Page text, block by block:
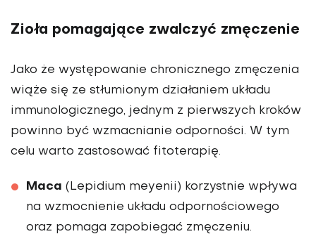
Zioła pomagające zwalczyć zmęczenie
Jako że występowanie chro­nicznego zmęczenia
wiąże się ze stłumionym działaniem układu
immunologicznego, jednym z pierwszych kroków
powinno być wzmacnianie odporności. W tym
celu war­to zastosować fitoterapię.
Maca (Lepidium meyenii) korzystnie wpływa
na wzmocnienie układu odpornościowego
oraz po­maga zapobiegać zmęczeniu.